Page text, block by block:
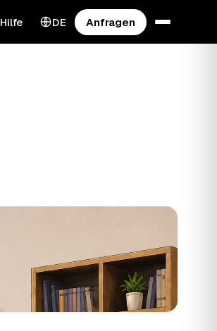
Hilfe DE Anfragen